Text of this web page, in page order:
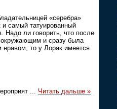
«серебра»
и самый татуированный
Надо ли говорить, что после
окружающим и сразу была
то у Лорак имеется
Читать дальше »